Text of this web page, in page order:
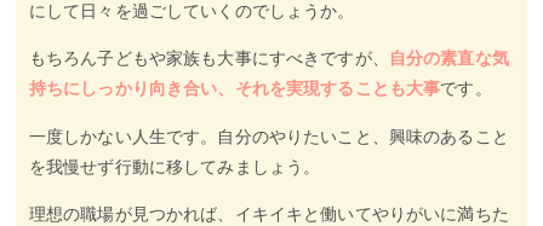
にして日々を過ごしていくのでしょうか。
もちろん子どもや家族も大事にすべきですが、
自分の素直な気
持ちにしっかり向き合い、それを実現することも大事です。
一度しかない人生です。自分のやりたいこと、興味のあること
を我慢せず行動に移してみましょう。
理想の職場が見つかれば、イキイキと働いてやりがいに満ちた